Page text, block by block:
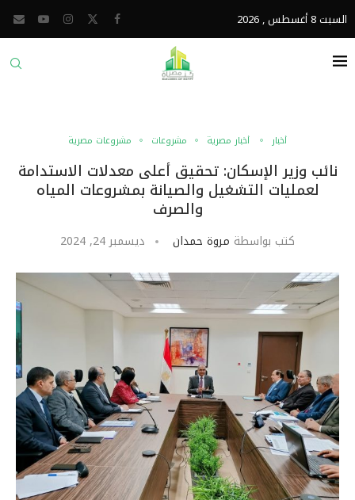
السبت 8 أغسطس , 2026
أخبار أخبار مصرية مشروعات مشروعات مصرية
نائب وزير الإسكان: تحقيق أعلى معدلات الاستدامة
لعمليات التشغيل والصيانة بمشروعات المياه
والصرف
كتب بواسطة مروة حمدان ديسمبر 24, 2024